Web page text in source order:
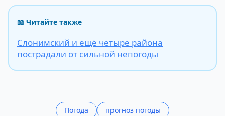
📖 Читайте также
Слонимский и ещё четыре района
пострадали от сильной непогоды
Погода прогноз погоды